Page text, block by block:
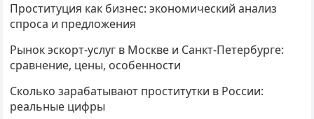
Проституция как бизнес: экономический анализ
спроса и предложения
Рынок эскорт-услуг в Москве и Санкт-Петербурге:
сравнение, цены, особенности
Сколько зарабатывают проститутки в России:
реальные цифры